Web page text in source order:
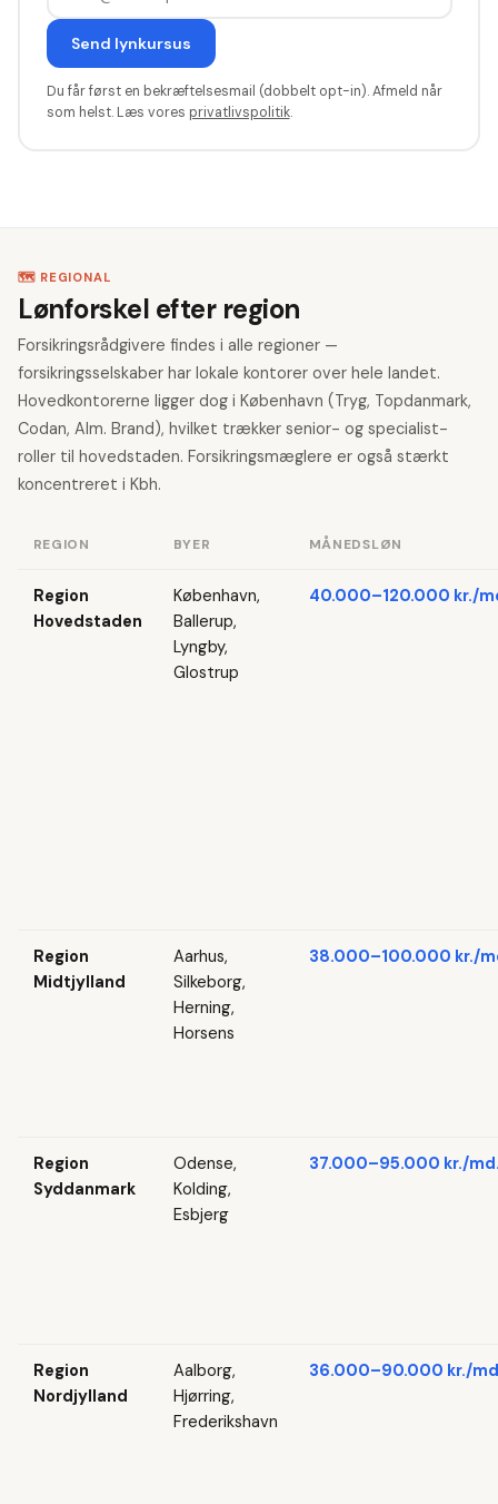
Send lynkursus
Du får først en bekræftelsesmail (dobbelt opt-in). Afmeld når
som helst. Læs vores privatlivspolitik.
🗺️ REGIONAL
Lønforskel efter region
Forsikringsrådgivere findes i alle regioner —
forsikringsselskaber har lokale kontorer over hele landet.
Hovedkontorerne ligger dog i København (Tryg, Topdanmark,
Codan, Alm. Brand), hvilket trækker senior- og specialist-
roller til hovedstaden. Forsikringsmæglere er også stærkt
koncentreret i Kbh.
REGION BYER MÅNEDSLØN
Region
Hovedstaden
København,
Ballerup,
Lyngby,
Glostrup
40.000–120.000 kr./
Region
Midtjylland
Aarhus,
Silkeborg,
Herning,
Horsens
38.000–100.000 kr./
Region
Syddanmark
Odense,
Kolding,
Esbjerg
37.000–95.000 kr./
Region
Nordjylland
Aalborg,
Hjørring,
Frederikshavn
36.000–90.000 kr./